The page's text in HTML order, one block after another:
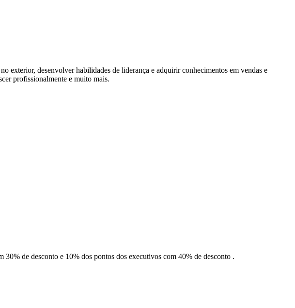
exterior, desenvolver habilidades de liderança e adquirir conhecimentos em vendas e
profissionalmente e muito mais.
de desconto e 10% dos pontos dos executivos com 40% de desconto .